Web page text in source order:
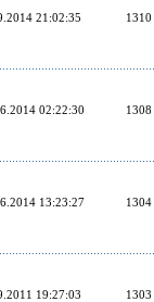
21:02:35 1310
02:22:30 1308
13:23:27 1304
19:27:03 1303